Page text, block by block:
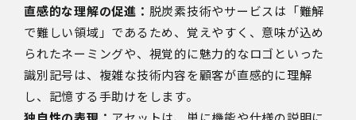
直感的な理解の促進： 脱炭素技術やサービスは「難解
で難しい領域」であるため、覚えやすく、意味が込め
られたネーミングや、視覚的に魅力的なロゴといった
識別記号は、複雑な技術内容を顧客が直感的に理解
し、記憶する手助けをします。